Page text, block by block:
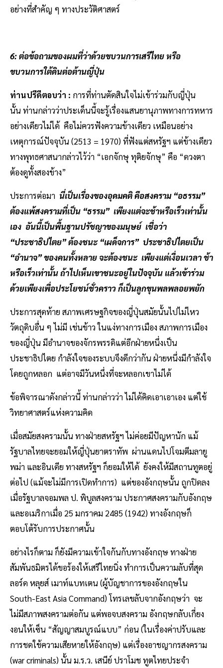
อย่างที่สำคัญ ๆ ทางประวัติศาสตร์
6: ต่อข้อถามของผมที่ว่าด้วยขบวนการเสรีไทย หรือ
ขบวนการใต้ดินต่อต้านญี่ปุ่น
ท่านปรีดีตอบว่า : การที่ท่านตัดสินใจไม่เข้าร่วมกับญี่ปุ่น
นั้น ท่านกล่าวว่าประเด็นนี้จะรู้เรื่องแสนยานุภาพทางการทหาร
อย่างเดียวไม่ได้ คือไม่ควรฟังความข้างเดียว เหมือนอย่าง
เหตุการณ์ปัจจุบัน (2513 = 1970) ที่ฟังแต่สหรัฐฯ แต่ข้างเดียว
ทางพุทธศาสนากล่าวไว้ว่า “เอกจักษุ ทุติยจักษุ” คือ “ดวงตา
ต้องดูทั้งสองข้าง”
ประการต่อมา นี่เป็นเรื่องของอุดมคติ คือสงคราม “อธรรม”
ต้องแพ้สงครามที่เป็น “ธรรม” เพียงแต่จะช้าหรือเร็วเท่านั้น
เอง อันนี้เป็นพื้นฐานปรัชญาของมนุษย์ เชื่อว่า
“ประชาธิปไตย” ต้องชนะ “เผด็จการ” ประชาธิปไตยเป็น
“อำนาจ” ของคนทั้งหลาย จะต้องชนะ เพียงแต่เงื่อนเวลา ช้า
หรือเร็วเท่านั้น ถ้าไปเห็นเขาชนะอยู่ในปัจจุบัน แล้วเข้าร่วม
ด้วยเพียงเพื่อประโยชน์ชั่วคราว ก็เป็นลูกขุนพลพลอยพยัก
ประการสุดท้าย สภาพเศรษฐกิจของญี่ปุ่นสมัยนั้นไปไม่ไหว
วัตถุดิบอื่น ๆ ไม่มี เช่นข้าว ในแง่ทางการเมือง สภาพการเมือง
ของญี่ปุ่น มีอำนาจของจักรพรรดิแต่อีกฝ่ายหนึ่งเป็น
ประชาธิปไตย กำลังใจของระบบจึงดีกว่ากัน ฝ่ายหนึ่งมีกำลังใจ
โดยถูกหลอก แต่อาจมีวันหนึ่งที่จะหลอกเขาไม่ได้
ข้อพิจารณาดังกล่าวนี้ ท่านกล่าวว่า ไม่ได้คิดเอาเอาเอง แต่ใช้
วิทยาศาสตร์แห่งความคิด
เมื่อสมัยสงครามนั้น ทางฝ่ายสหรัฐฯ ไม่ค่อยมีปัญหานัก แม้
รัฐบาลไทยจะยอมให้ญี่ปุ่นยาตราทัพ ผ่านแดนไปโจมตีมลายู
พม่า และอินเดีย ทางสหรัฐฯ ก็ยอมให้ได้ ยังคงให้มีสถานทูตอยู่
ต่อไป (แม้จะไม่มีการเปิดทำการ) แต่ของอังกฤษนั้น ถูกปิดลง
เมื่อรัฐบาลจอมพล ป. พิบูลสงคราม ประกาศสงครามกับอังกฤษ
และอเมริกาเมื่อ 25 มกราคม 2485 (1942) ทางอังกฤษก็
ตอบโต้รับการประกาศนั้น
อย่างไรก็ตาม ก็ยังมีความเข้าใจกันกับทางอังกฤษ ทางฝ่าย
สัมพันธมิตรได้ขอร้องให้เสรีไทยนิ่ง ทำการเป็นความลับที่สุด
ลอร์ด หลุยส์ เมาท์แบทเตน (ผู้บัญชาการของอังกฤษใน
South-East Asia Command) โทรเลขลับจากอังกฤษว่า จะ
ไม่มีสภาพสงครามต่อกัน แต่พอจบสงคราม อังกฤษกลับเกี่ยง
งอนให้เซ็น “สัญญาสมบูรณ์แบบ” ก่อน (ในเรื่องค่าปรับและ
การชดใช้ความเสียหายให้อังกฤษ) แต่เรื่องอาชญากรสงคราม
(war criminals) นั้น ม.ร.ว. เสนีย์ ปราโมช ทูตไทยประจำ